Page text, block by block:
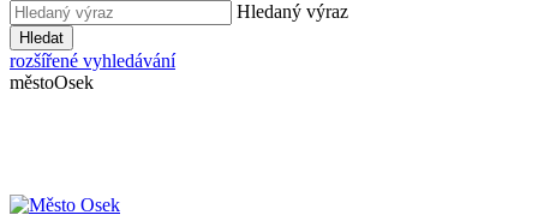
Hledaný výraz
Hledat
rozšířené vyhledávání
městoOsek